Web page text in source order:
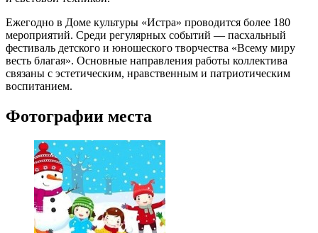
Ежегодно в Доме культуры «Истра» проводится более 180
мероприятий. Среди регулярных событий — пасхальный
фестиваль детского и юношеского творчества «Всему миру
весть благая». Основные направления работы коллектива
связаны с эстетическим, нравственным и патриотическим
воспитанием.
Фотографии места